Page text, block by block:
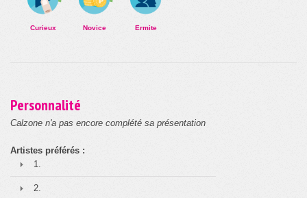
Curieux Novice Ermite
Personnalité
Calzone n'a pas encore complété sa présentation
Artistes préférés :
1.
2.